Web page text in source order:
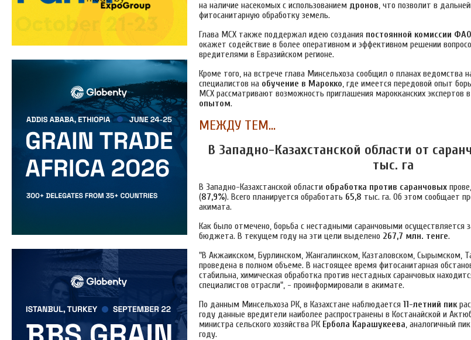
на наличие насекомых с использованием дронов, что позволит в
фитосанитарную обработку земель.
Глава МСХ также поддержал идею создания постоянной комиссии ФАО
окажет содействие в более оперативном и эффективном решении
вредителями в Евразийском регионе.
Кроме того, на встрече глава Минсельхоза сообщил о планах ведомства
специалистов на обучение в Марокко, где имеется передовой опыт
МСХ рассматривают возможность приглашения марокканских экспертов
опытом.
МЕЖДУ ТЕМ…
В Западно-Казахстанской области от
тыс. га
В Западно-Казахстанской области обработка против саранчовых
(87,9%). Всего планируется обработать 65,8 тыс. га. Об этом сообщает
акимата.
Как было отмечено, борьба с нестадными саранчовыми осуществляется
бюджета. В текущем году на эти цели выделено 267,7 млн. тенге.
"В Акжаикском, Бурлинском, Жангалинском, Казталовском, Сырымском,
проведена в полном объеме. В настоящее время фитосанитарная
стабильна, химическая обработка против нестадных саранчовых
специалистов отрасли", - проинформировали в акимате.
По данным Минсельхоза РК, в Казахстане наблюдается 11-летний пик
году данные вредители наиболее распространены в Костанайской и
министра сельского хозяйства РК Ербола Карашукеева, аналогичный
году.